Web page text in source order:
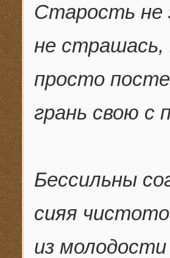
Старость не
не страшась,
просто
грань свою с
Бессильны
сияя
из